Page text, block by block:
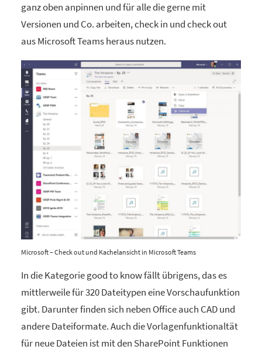
ganz oben anpinnen und für alle die gerne mit
Versionen und Co. arbeiten, check in und check out
aus Microsoft Teams heraus nutzen.
Microsoft – Check out und Kachelansicht in Microsoft Teams
In die Kategorie good to know fällt übrigens, das es
mittlerweile für 320 Dateitypen eine Vorschaufunktion
gibt. Darunter finden sich neben Office auch CAD und
andere Dateiformate. Auch die Vorlagenfunktionaltät
für neue Dateien ist mit den SharePoint Funktionen